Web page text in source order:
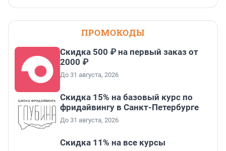
ПРОМОКОДЫ
Скидка 500 ₽ на первый заказ от
2000 ₽
До 31 августа, 2026
Скидка 15% на базовый курс по
фридайвингу в Санкт-Петербурге
До 31 августа, 2026
Скидка 11% на все курсы